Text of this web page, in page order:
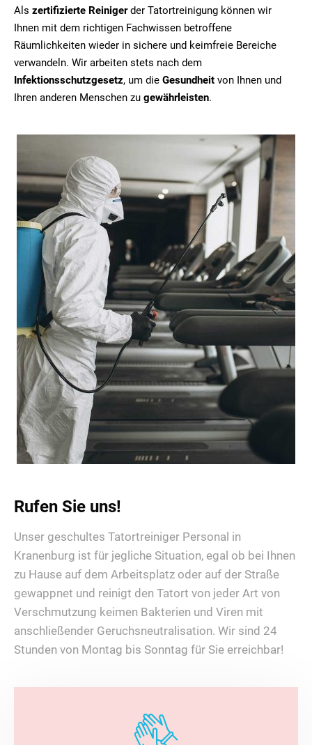
Als zertifizierte Reinigerder Tatortreinigung können wir
Ihnen mit dem richtigen Fachwissen betroffene
Räumlichkeiten wieder in sichere und keimfreie Bereiche
verwandeln. Wir arbeiten stets nach dem
Infektionsschutzgesetz, um die Gesundheit von Ihnen und
Ihren anderen Menschen zu gewährleisten.
Rufen Sie uns!
Unser geschultes Tatortreiniger Personal in
Kranenburg ist für jegliche Situation, egal ob bei Ihnen
zu Hause auf dem Arbeitsplatz oder auf der Straße
gewappnet und reinigt den Tatort von jeder Art von
Verschmutzung keimen Bakterien und Viren mit
anschließender Geruchsneutralisation. Wir sind 24
Stunden von Montag bis Sonntag für Sie erreichbar!